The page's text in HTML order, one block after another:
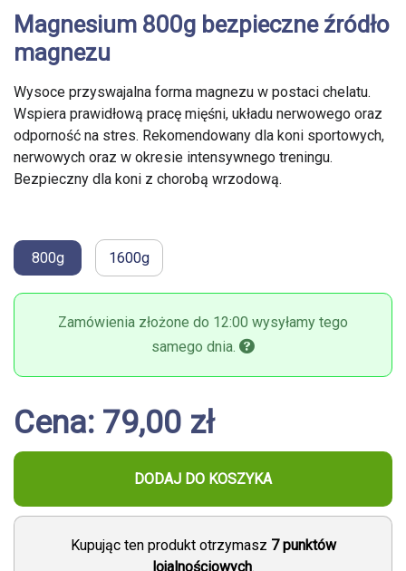
Magnesium 800g bezpieczne źródło
magnezu
Wysoce przyswajalna forma magnezu w postaci chelatu.
Wspiera prawidłową pracę mięśni, układu nerwowego oraz
odporność na stres. Rekomendowany dla koni sportowych,
nerwowych oraz w okresie intensywnego treningu.
Bezpieczny dla koni z chorobą wrzodową.
800g 1600g
Zamówienia złożone do 12:00 wysyłamy tego
samego dnia.
Cena: 79,00 zł
DODAJ DO KOSZYKA
Kupując ten produkt otrzymasz 7punktów
lojalnościowych.